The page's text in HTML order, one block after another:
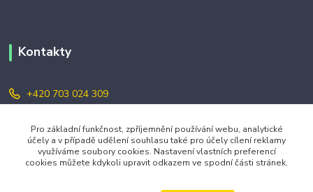
Kontakty
+420 703 024 309
objednavky@zavazuj.cz
Pro základní funkčnost, zpříjemnění používání webu, analytické
účely a v případě udělení souhlasu také pro účely cílení reklamy
využíváme soubory cookies. Nastavení vlastních preferencí
cookies můžete kdykoli upravit odkazem ve spodní části stránek.